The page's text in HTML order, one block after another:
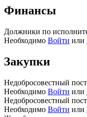
Финансы
Должники по
Необходимо Войти или
Закупки
Недобросовестный
Необходимо Войти или
Недобросовестный
Необходимо Войти или